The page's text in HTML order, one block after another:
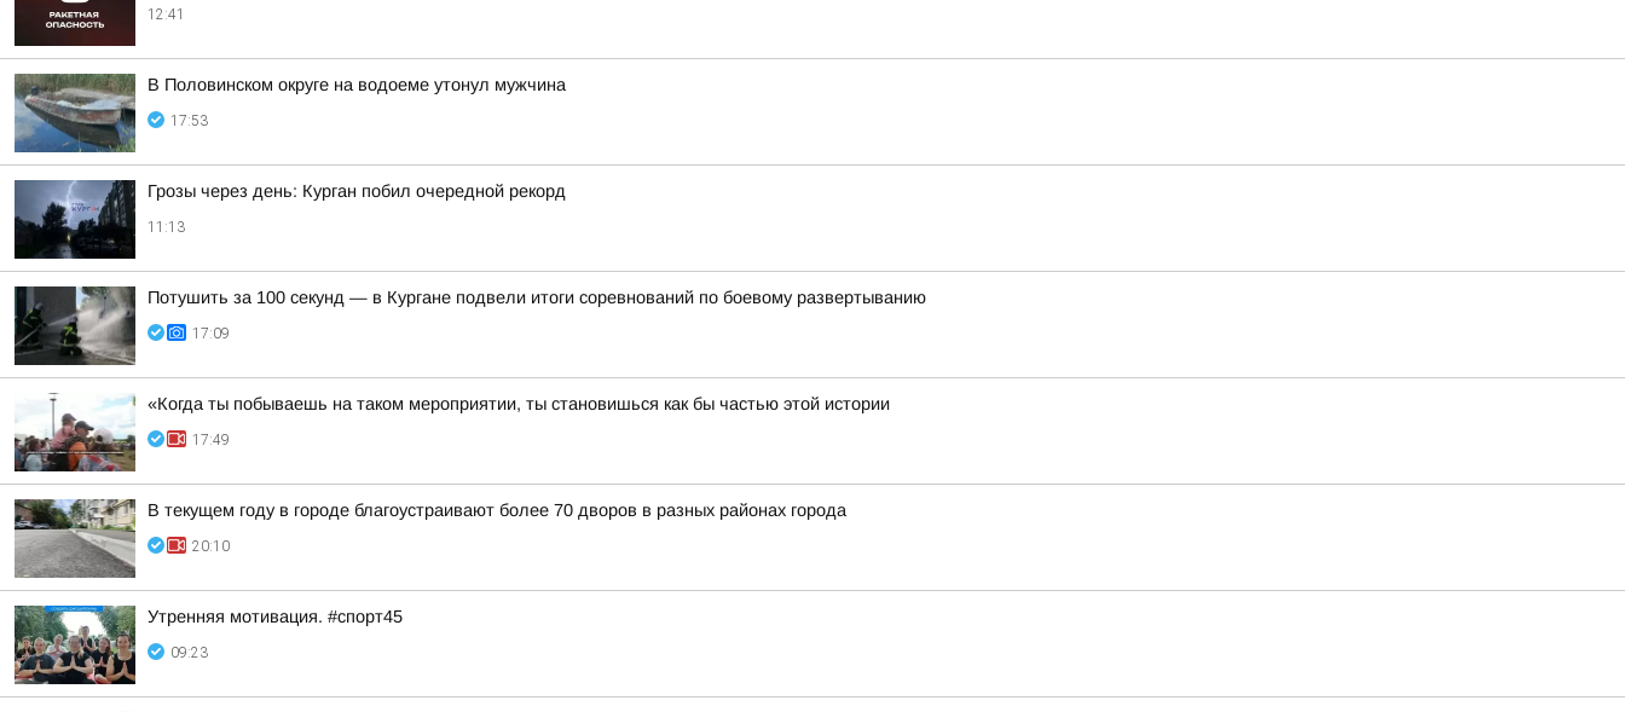
12:41
В Половинском округе на водоеме утонул мужчина
17:53
Грозы через день: Курган побил очередной рекорд
11:13
Потушить за 100 секунд — в Кургане подвели итоги соревнований по боевому развертыванию
17:09
«Когда ты побываешь на таком мероприятии, ты становишься как бы частью этой истории
17:49
В текущем году в городе благоустраивают более 70 дворов в разных районах города
20:10
Утренняя мотивация. #спорт45
09:23